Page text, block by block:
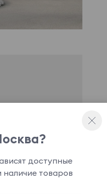
доступные
товаров